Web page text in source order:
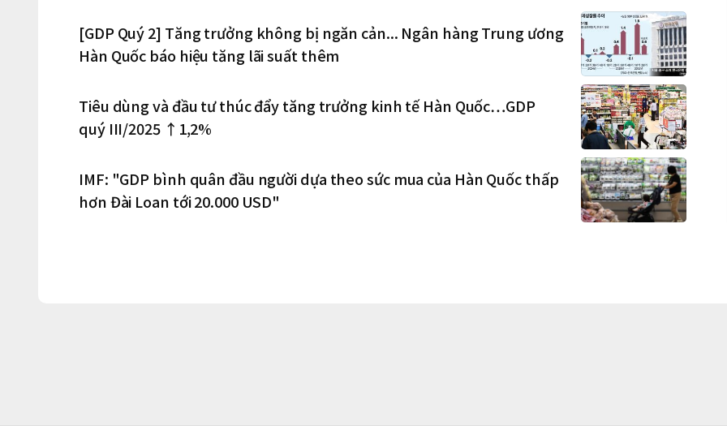
[GDP Quý 2] Tăng trưởng không bị ngăn cản... Ngân hàng Trung ương
Hàn Quốc báo hiệu tăng lãi suất thêm
Tiêu dùng và đầu tư thúc đẩy tăng trưởng kinh tế Hàn Quốc…GDP
quý III/2025 ↑1,2%
IMF: "GDP bình quân đầu người dựa theo sức mua của Hàn Quốc thấp
hơn Đài Loan tới 20.000 USD"